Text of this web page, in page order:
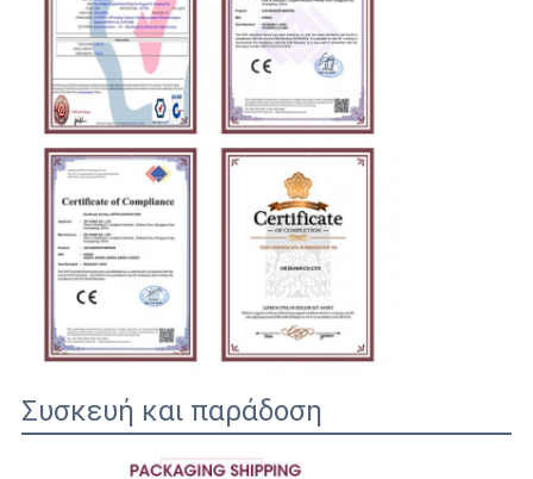
Συσκευή και παράδοση